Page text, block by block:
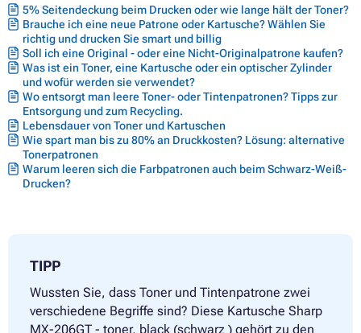
5% Seitendeckung beim Drucken oder wie lange hält der Toner?
Brauche ich eine neue Patrone oder Kartusche? Wählen Sie
richtig und drucken Sie smart und billig
Soll ich eine Original - oder eine Nicht-Originalpatrone kaufen?
Was ist ein Toner, eine Kartusche oder ein optischer Zylinder
und wofür werden sie verwendet?
Wo entsorgt man leere Toner- oder Tintenpatronen? Tipps zur
Entsorgung und zum Recycling.
Lebensdauer von Toner und Kartuschen
Wie spart man bis zu 80% an Druckkosten? Lösung: alternative
Tonerpatronen
Warum leeren sich die Farbpatronen auch beim Schwarz-Weiß-
Drucken?
TIPP
Wussten Sie, dass Toner und Tintenpatrone zwei
verschiedene Begriffe sind? Diese Kartusche Sharp
MX-206GT - toner, black (schwarz ) gehört zu den